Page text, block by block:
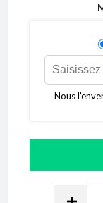
Nous